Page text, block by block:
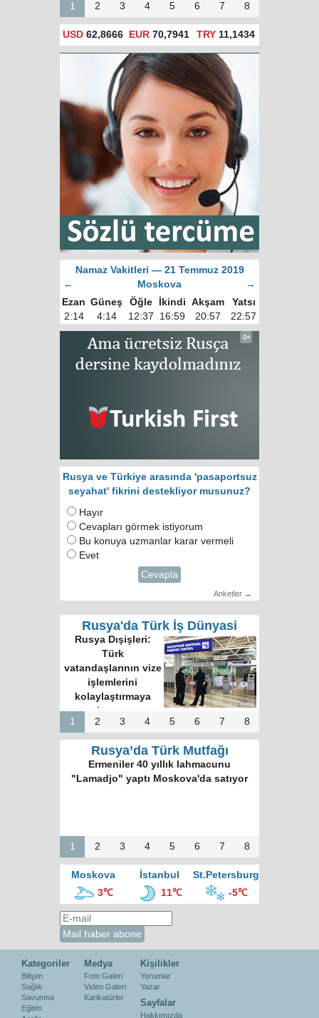
1 2 3 4 5 6 7 8
USD 62,8666 EUR 70,7941 TRY 11,1434
Namaz Vakitleri — 21 Temmuz 2019
←
Moskova
→
Ezan Güneş Öğle İkindi Akşam
Yatsı
2:14
4:14 12:37 16:59 20:57 22:57
Rusya ve Türkiye arasında 'pasaportsuz
seyahat' fikrini destekliyor musunuz?
Hayır
Cevapları görmek istiyorum
Bu konuya uzmanlar karar vermeli
Evet
Cevapla
Anketler →
Rusya'da Türk İş Dünyasi
Rusya Dışişleri:
Türk
vatandaşlarının vize
işlemlerini
kolaylaştırmaya
hazırız
1
2 3 4 5 6 7 8
Rusya’da Türk Mutfağı
Ermeniler 40 yıllık lahmacunu
"Lamadjo" yaptı Moskova'da satıyor
1 2 3 4 5 6 7 8
Moskova İstanbul
St.Petersburg
3℃
11℃ -5℃
Kategoriler
Bilişim
Sağlık
Savunma
Eğitim
Medya
Foto Galeri
Video Galeri
Karikatürler
Kişilikler
Yorumlar
Yazar
Sayfalar
Hakkımızda